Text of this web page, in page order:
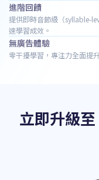
進階回饋
提供即時音節級（syllable-
速學習成效。
無廣告體驗
零干擾學習，專注力全面提
立即升級